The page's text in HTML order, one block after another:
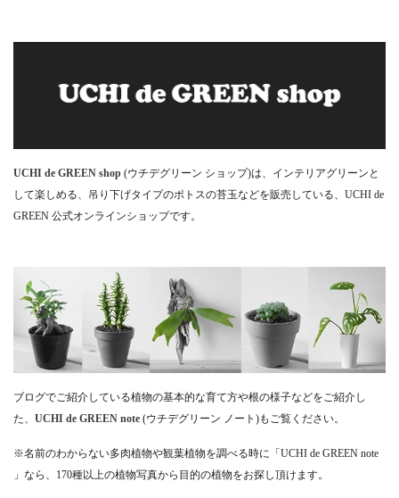
UCHI de GREEN shop (ウチデグリーン ショップ)は、インテリアグリーンと
して楽しめる、吊り下げタイプのポトスの苔玉などを販売している、UCHI de
GREEN 公式オンラインショップです。
ブログでご紹介している植物の基本的な育て方や根の様子などをご紹介し
た、 UCHI de GREEN note (ウチデグリーン ノート)もご覧ください。
※名前のわからない多肉植物や観葉植物を調べる時に「UCHI de GREEN note
」なら、170種以上の植物写真から目的の植物をお探し頂けます。